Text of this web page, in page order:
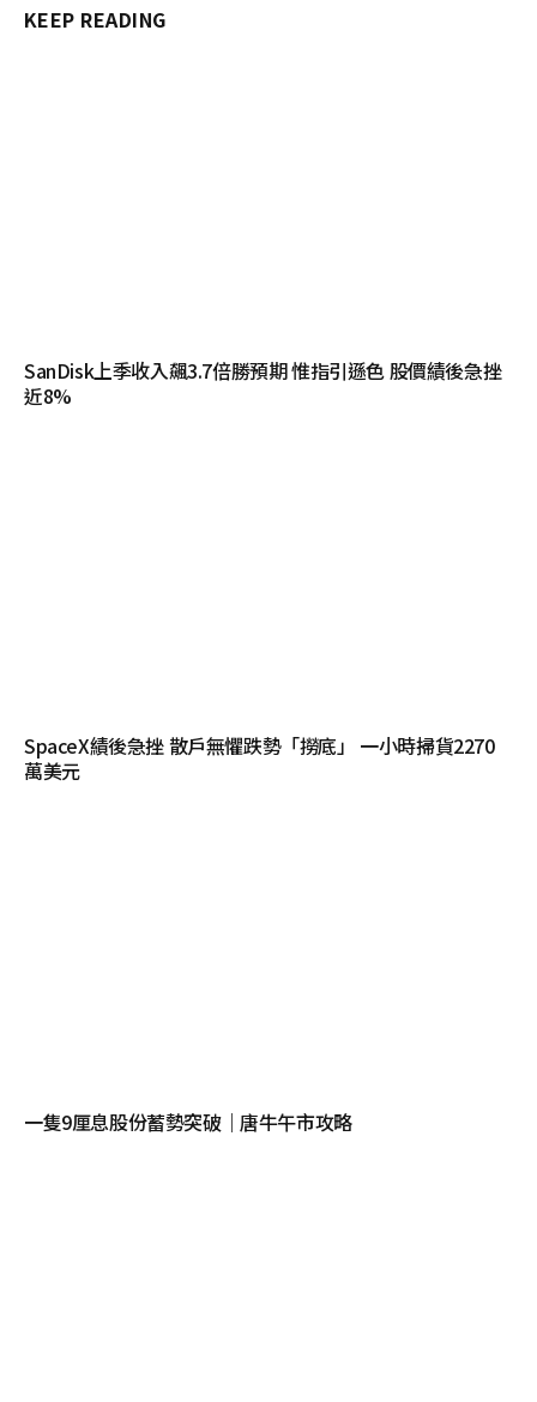
KEEP READING
SanDisk上季收入飆3.7倍勝預期 惟指引遜色 股價績後急挫
近8%
SpaceX績後急挫 散戶無懼跌勢「撈底」 一小時掃貨2270
萬美元
一隻9厘息股份蓄勢突破｜唐牛午市攻略